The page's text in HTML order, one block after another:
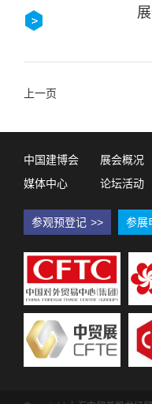
上一页
中国建博会 展会概况
媒体中心
论坛活动
参观预登记 >> 参展